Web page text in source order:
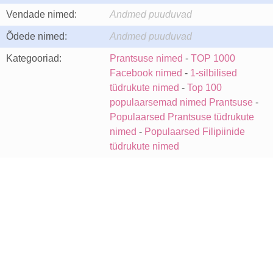
Vendade nimed: Andmed puuduvad
Õdede nimed: Andmed puuduvad
Kategooriad: Prantsuse nimed - TOP 1000
Facebook nimed - 1-silbilised
tüdrukute nimed - Top 100
populaarsemad nimed Prantsuse -
Populaarsed Prantsuse tüdrukute
nimed - Populaarsed Filipiinide
tüdrukute nimed